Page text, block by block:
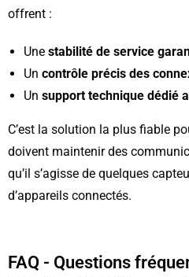
offrent :
Une stabilité de service
Un contrôle précis des
Un support technique dédié
C’est la solution la plus fiable
doivent maintenir des
qu’il s’agisse de quelques
d’appareils connectés.
FAQ - Questions